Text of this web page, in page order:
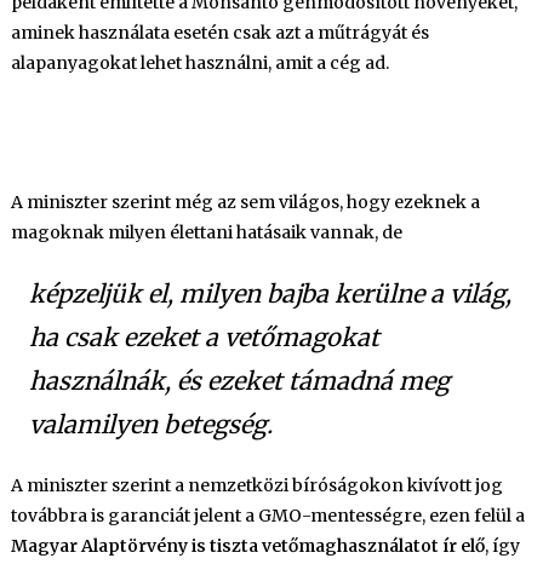
aminek használata esetén csak azt a műtrágyát és
alapanyagokat lehet használni, amit a cég ad.
A miniszter szerint még az sem világos, hogy ezeknek a
magoknak milyen élettani hatásaik vannak, de
képzeljük el, milyen bajba kerülne a világ,
ha csak ezeket a vetőmagokat
használnák, és ezeket támadná meg
valamilyen betegség.
A miniszter szerint a nemzetközi bíróságokon kivívott jog
továbbra is garanciát jelent a GMO-mentességre, ezen felül a
Magyar Alaptörvény is tiszta vetőmaghasználatot ír elő, így